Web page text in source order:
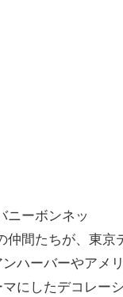
ニーボンネッ
仲間たちが、東京
ハーバーやアメ
にしたデコレー